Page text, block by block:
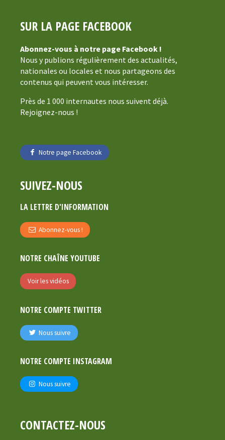
SUR LA PAGE FACEBOOK
Abonnez-vous à notre page Facebook !
Nous y publions régulièrement des actualités,
nationales ou locales et nous partageons des
contenus qui peuvent vous intéresser.
Près de 1 000 internautes nous suivent déjà.
Rejoignez-nous !
Notre page Facebook
SUIVEZ-NOUS
LA LETTRE D'INFORMATION
Abonnez-vous !
NOTRE CHAÎNE YOUTUBE
Voir les vidéos
NOTRE COMPTE TWITTER
Nous suivre
NOTRE COMPTE INSTAGRAM
Nous suivre
CONTACTEZ-NOUS